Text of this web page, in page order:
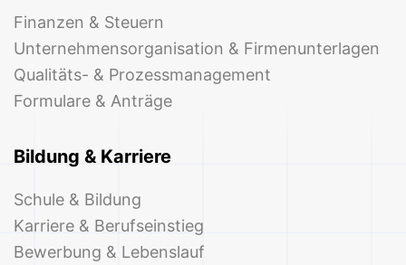
Finanzen & Steuern
Unternehmensorganisation & Firmenunterlagen
Qualitäts- & Prozessmanagement
Formulare & Anträge
Bildung & Karriere
Schule & Bildung
Karriere & Berufseinstieg
Bewerbung & Lebenslauf